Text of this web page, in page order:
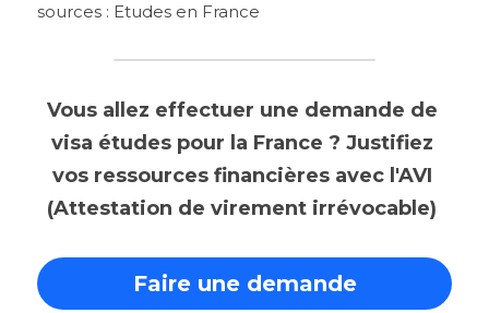
sources : Etudes en France
Vous allez effectuer une demande de
visa études pour la France ? Justifiez
vos ressources financières avec l'AVI
(Attestation de virement irrévocable)
Faire une demande